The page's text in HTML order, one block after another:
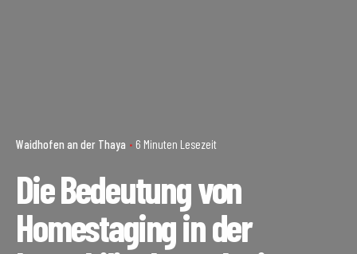
Waidhofen an der Thaya 6 Minuten Lesezeit
Die Bedeutung von
Homestaging in der